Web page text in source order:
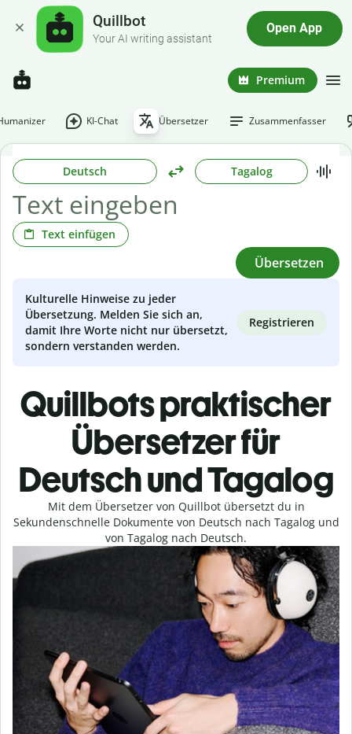
Quillbot
Your AI writing assistant
Open App
Premium
KI-Chat Übersetzer Zusammenfasser
Deutsch Tagalog
Text einfügen
Übersetzen
Kulturelle Hinweise zu jeder
Übersetzung. Melden Sie sich an,
damit Ihre Worte nicht nur übersetzt,
sondern verstanden werden.
Registrieren
Quillbots praktischer
Übersetzer für
Deutsch und Tagalog
Mit dem Übersetzer von Quillbot übersetzt du in
Sekundenschnelle Dokumente von Deutsch nach Tagalog und
von Tagalog nach Deutsch.